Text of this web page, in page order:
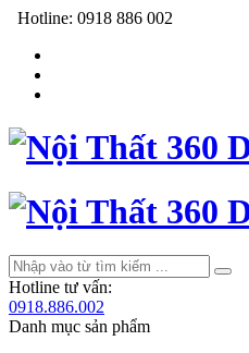
Hotline: 0918 886 002
Hotline tư vấn:
0918.886.002
Danh mục sản phẩm